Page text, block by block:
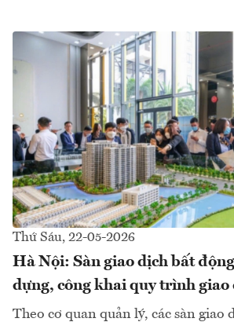
Thứ Sáu, 22-05-2026
Hà Nội: Sàn giao dịch bất
dựng, công khai quy trình giao
Theo cơ quan quản lý, các sàn giao